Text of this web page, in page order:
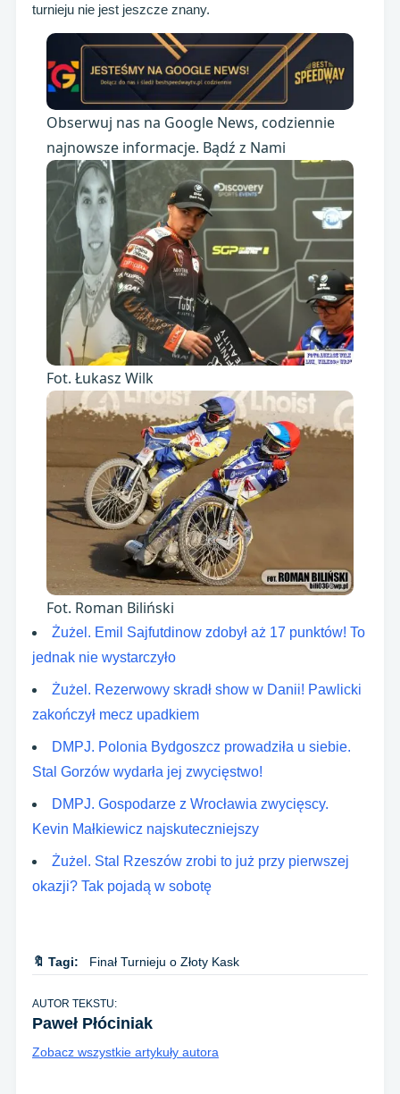
turnieju nie jest jeszcze znany.
Obserwuj nas na Google News, codziennie
najnowsze informacje. Bądź z Nami
Fot. Łukasz Wilk
Fot. Roman Biliński
Żużel. Emil Sajfutdinow zdobył aż 17 punktów! To
jednak nie wystarczyło
Żużel. Rezerwowy skradł show w Danii! Pawlicki
zakończył mecz upadkiem
DMPJ. Polonia Bydgoszcz prowadziła u siebie.
Stal Gorzów wydarła jej zwycięstwo!
DMPJ. Gospodarze z Wrocławia zwycięscy.
Kevin Małkiewicz najskuteczniejszy
Żużel. Stal Rzeszów zrobi to już przy pierwszej
okazji? Tak pojadą w sobotę
🔖 Tagi: Finał Turnieju o Złoty Kask
AUTOR TEKSTU:
Paweł Płóciniak
Zobacz wszystkie artykuły autora